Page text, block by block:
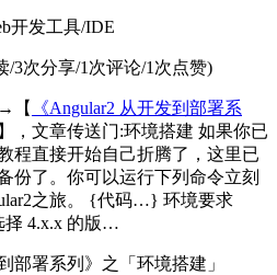
/3次分享/1次评论/1次点赞)
【
《Angular2 从开发到部署系
】，文章传送门:环境搭建 如果你已
程直接开始自己折腾了，这里已
份了。你可以运行下列命令立刻
之旅。 {代码…} 环境要求
择 4.x.x 的版…